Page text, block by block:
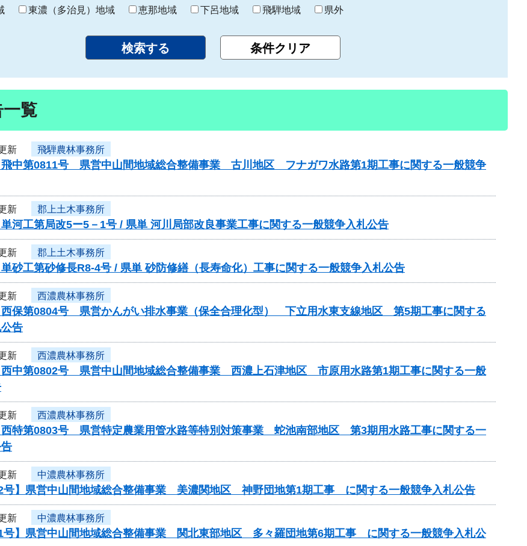
り
東濃（多治見）地域 恵那地域 下呂地域 飛騨地域 県外
一覧
新 飛騨農林事務所
飛中第0811号 県営中山間地域総合整備事業 古川地区 フナガワ水路第1期工事に関する一般競争
新 郡上土木事務所
単河工第局改5ー5－1号 / 県単 河川局部改良事業工事に関する一般競争入札公告
新 郡上土木事務所
単砂工第砂修長R8-4号 / 県単 砂防修繕（長寿命化）工事に関する一般競争入札公告
新 西濃農林事務所
西保第0804号 県営かんがい排水事業（保全合理化型） 下立用水東支線地区 第5期工事に関する
告
新 西濃農林事務所
西中第0802号 県営中山間地域総合整備事業 西濃上石津地区 市原用水路第1期工事に関する一般
新 西濃農林事務所
西特第0803号 県営特定農業用管水路等特別対策事業 蛇池南部地区 第3期用水路工事に関する一
新 中濃農林事務所
号】県営中山間地域総合整備事業 美濃関地区 神野団地第1期工事 に関する一般競争入札公告
新 中濃農林事務所
号】県営中山間地域総合整備事業 関北東部地区 多々羅団地第6期工事 に関する一般競争入札公